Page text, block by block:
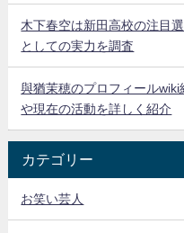
木下春空は新田高校の注目
としての実力を調査
與猶茉穂のプロフィール
や現在の活動を詳しく紹介
カテゴリー
お笑い芸人